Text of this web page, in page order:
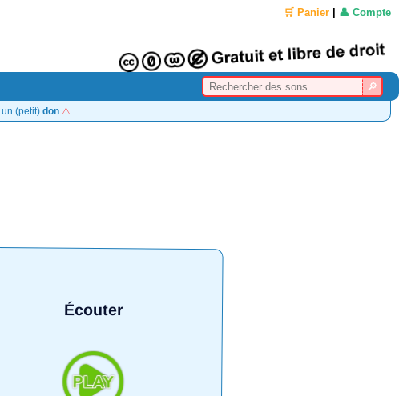
🛒 Panier 👤 Compte
un (petit) don ⚠️
Écouter